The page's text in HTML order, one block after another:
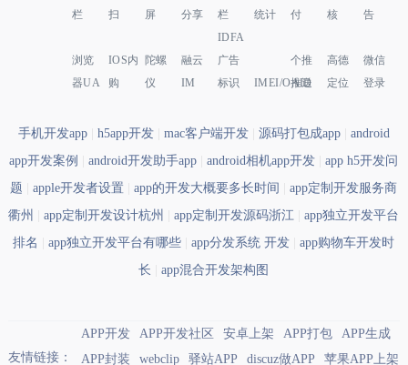
栏
扫
屏
分享
栏
统计
付
核
告
浏览
器UA
IOS内
购
陀螺
仪
融云
IM
IDFA
广告
标识
IMEI/OAID
个推
推送
高德
定位
微信
登录
手机开发app h5app开发 mac客户端开发 源码打包成app
android
app开发案例
|android开发助手app |android相机app开发 |app h5开发问
题
|apple开发者设置 |app的开发大概要多长时间 |app定制开发服务商
衢州
|app定制开发设计杭州 |app定制开发源码浙江 |app独立开发平台
排名
|app独立开发平台有哪些 |app分发系统 开发 |app购物车开发时
长
|app混合开发架构图
友情链接：
APP开发 APP开发社区 安卓上架 APP打包
APP生成
APP封装
webclip 驿站APP discuz做APP 苹果APP上架